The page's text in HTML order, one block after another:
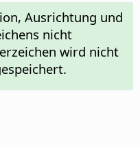
Ausrichtung und
nicht
wird nicht